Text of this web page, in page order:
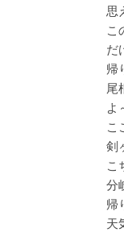
思
こ
だ
帰
尾
よ
こ
剣
こ
分
帰
天